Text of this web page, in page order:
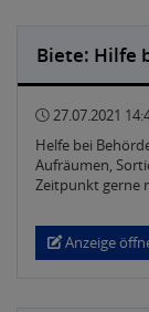
Biete: Hilfe
27.07.2021
Helfe bei
Aufräumen,
Zeitpunkt gerne
Anzeige